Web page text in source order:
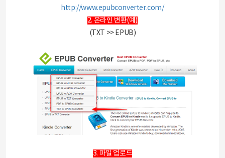
http://www.epubconverter.com/
2. 온라인 변환(예)
(TXT >> EPUB)
3. 파일 업로드